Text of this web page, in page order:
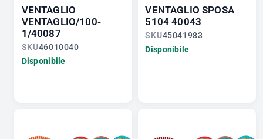
VENTAGLIO
VENTAGLIO/100-
1/40087
SKU46010040
Disponibile
VENTAGLIO SPOSA
5104 40043
SKU45041983
Disponibile